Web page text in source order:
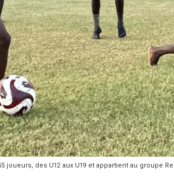
des U12 aux U19 et appartient au groupe